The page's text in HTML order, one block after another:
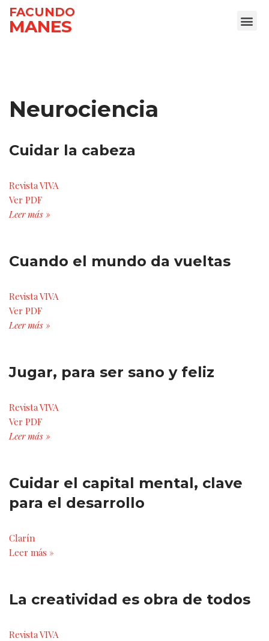
Ir
FACUNDO
MANES
Neurociencia
Cuidar la cabeza
Revista VIVA
Ver PDF
Leer más »
Cuando el mundo da vueltas
Revista VIVA
Ver PDF
Leer más »
Jugar, para ser sano y feliz
Revista VIVA
Ver PDF
Leer más »
Cuidar el capital mental, clave
para el desarrollo
Clarín
Leer más »
La creatividad es obra de todos
Revista VIVA